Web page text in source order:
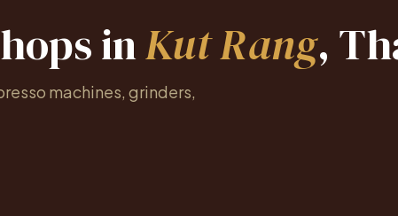
inKut Rang,
machines, grinders,